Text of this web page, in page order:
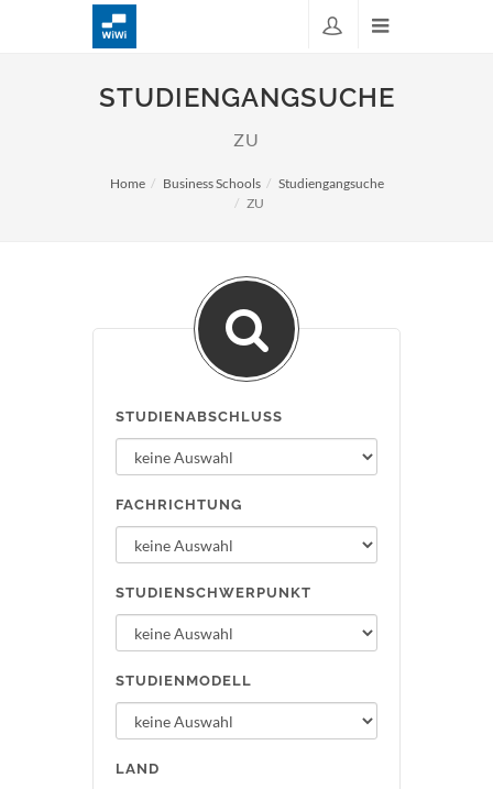
STUDIENGANGSUCHE
ZU
Home Business Schools
Studiengangsuche
ZU
STUDIENABSCHLUSS
FACHRICHTUNG
STUDIENSCHWERPUNKT
STUDIENMODELL
LAND